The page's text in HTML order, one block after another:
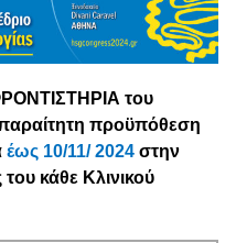
του
προϋπόθεση
έως 10/11/ 2024 στην
κάθε Κλινικού